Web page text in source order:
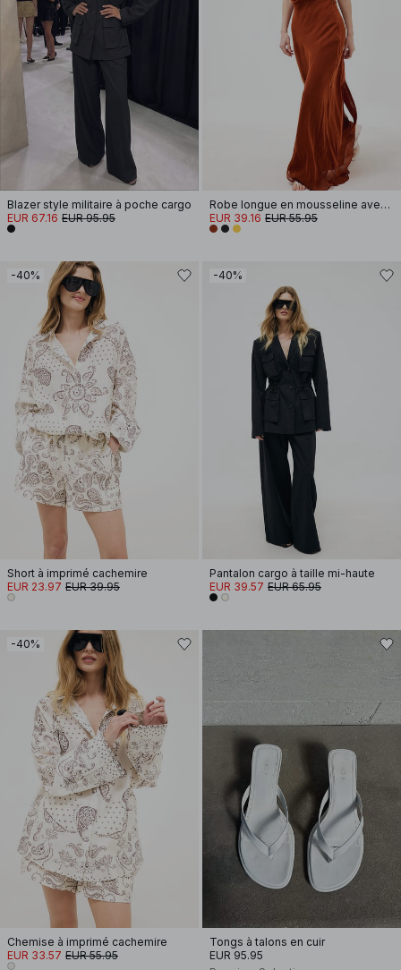
Blazer style militaire à poche cargo
EUR 67.16 EUR 95.95
Robe longue en mousseline avec écharpe effet cascade
EUR 39.16 EUR 55.95
-40%
Short à imprimé cachemire
EUR 23.97 EUR 39.95
-40%
Pantalon cargo à taille mi-haute
EUR 39.57 EUR 65.95
-40%
Chemise à imprimé cachemire
EUR 33.57 EUR 55.95
Tongs à talons en cuir
EUR 95.95